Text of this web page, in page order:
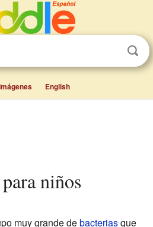
English
para niños
muy grande debacteriasque